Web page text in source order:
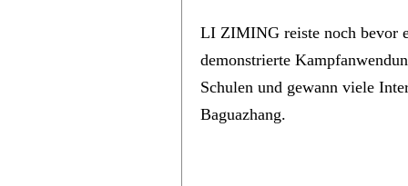
YouTube Video
LI ZIMING reiste noch bevor
demonstrierte
Schulen und gewann viele
Baguazhang.